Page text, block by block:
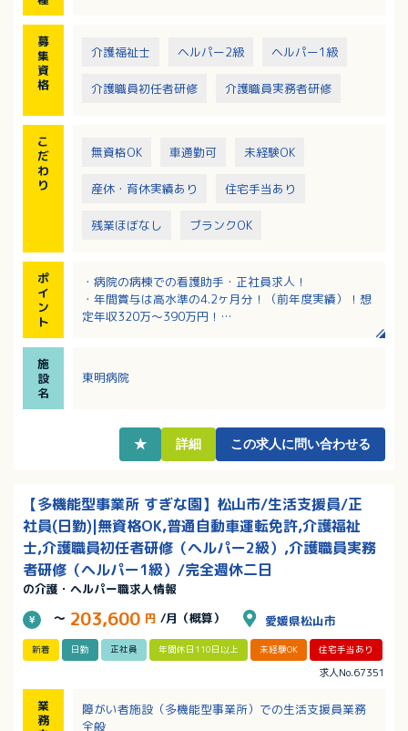
募
集
資
格
介護福祉士 ヘルパー2級 ヘルパー1級
介護職員初任者研修 介護職員実務者研修
こ
だ
わ
り
無資格OK 車通勤可 未経験OK
産休・育休実績あり 住宅手当あり
残業ほぼなし ブランクOK
ポ
イ
ン
ト
・病院の病棟での看護助手・正社員求人！
・年間賞与は高水準の4.2ヶ月分！（前年度実績）！想
定年収320万～390万円！
・全員に住宅手当の支給あり（賃貸・戸建て問わ
ず）！該当者には資格手当、扶養手当の支給など福利
だける環境です
・定年は65歳で長く働ける環境があります！
施
設
名
東明病院
★ 詳細 この求人に問い合わせる
【多機能型事業所 すぎな園】松山市/生活支援員/正
社員(日勤)|無資格OK,普通自動車運転免許,介護福祉
士,介護職員初任者研修（ヘルパー2級）,介護職員実務
者研修（ヘルパー1級）/完全週休二日
の介護・ヘルパー職求人情報
～ 203,600 円 /月（概算） 愛媛県松山市
新着 日勤 正社員 年間休日110日以上 未経験OK 住宅手当あり
求人No.67351
業
務
障がい者施設（多機能型事業所）での生活支援員業務
全般